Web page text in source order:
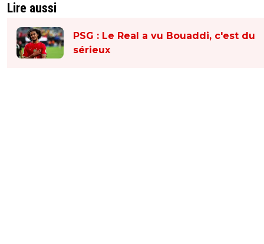
Lire aussi
PSG : Le Real a vu Bouaddi, c'est du
sérieux